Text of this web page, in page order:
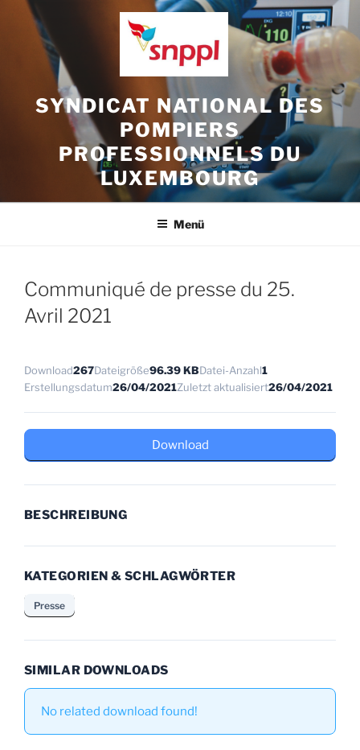
springen
SYNDICAT NATIONAL DES
POMPIERS
PROFESSIONNELS DU
LUXEMBOURG
Menü
Communiqué de presse du 25.
Avril 2021
Download267Dateigröße96.39 KBDatei-Anzahl1
Erstellungsdatum26/04/2021Zuletzt aktualisiert26/04/2021
Download
BESCHREIBUNG
KATEGORIEN & SCHLAGWÖRTER
Presse
SIMILAR DOWNLOADS
No related download found!